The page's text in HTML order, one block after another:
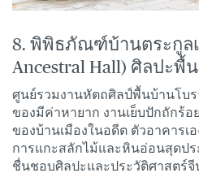
8. พิพิธภัณฑ์บ้านตระกูลเ
Ancestral Hall) ศิลปะพื้
ศูนย์รวมงานหัตถศิลป์พื้นบ้านโบ
ของมีค่าหายาก งานเย็บปักถักร้อ
ของบ้านเมืองในอดีต ตัวอาคารเ
การแกะสลักไม้และหินอ่อนสุดป
ชื่นชอบศิลปะและประวัติศาสตร์จี